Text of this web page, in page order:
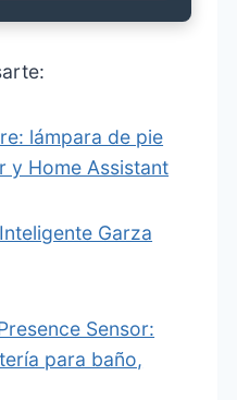
lámpara de pie
y Home Assistant
Garza
Sensor:
para baño,